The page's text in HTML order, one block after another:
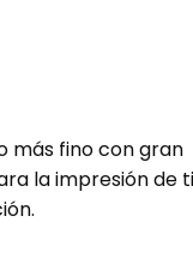
más fino con gran
la impresión de